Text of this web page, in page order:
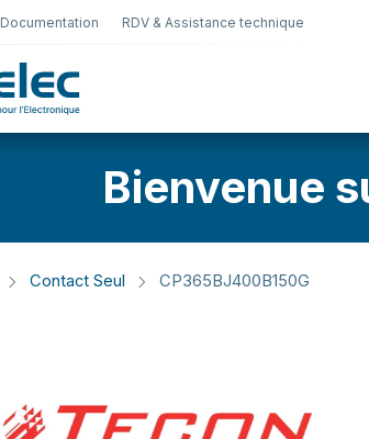
Documentation RDV & Assistance technique
Bienvenue
Contact Seul CP365BJ400B150G